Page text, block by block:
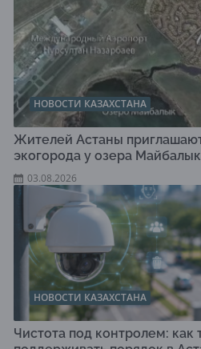
НОВОСТИ КАЗАХСТАНА
Жителей Астаны
экогорода у озера Майбалык
03.08.2026
НОВОСТИ КАЗАХСТАНА
Чистота под контролем: как